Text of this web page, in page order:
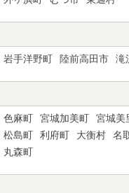
岩手洋野町 陸前高田市 滝
色麻町 宮城加美町 宮城美
松島町
利府町 大衡村 名
丸森町